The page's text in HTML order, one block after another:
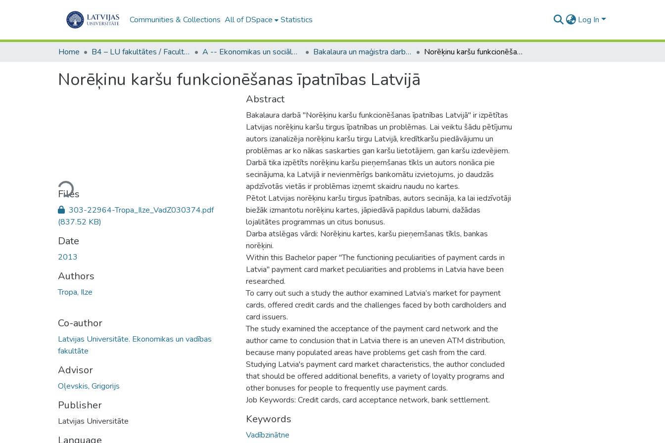
Communities & Collections All of DSpace Statistics Log In
Home B4 – LU fakultātes / Faculties of the UL A -- Ekonomikas un sociālo zinātņu fakultāte / Faculty of Economics and Social Sciences Bakalaura un maģistra darbi (ESZF) / Bachelor's and Master's theses Norēķinu karšu funkcionēšanas īpatnības Latvijā
Norēķinu karšu funkcionēšanas īpatnības Latvijā
Loading...
Files
303-22964-Tropa_Ilze_VadZ030374.pdf
(837.52 KB)
Date
2013
Authors
Tropa, Ilze
Co-author
Latvijas Universitāte. Ekonomikas un vadības
fakultāte
Advisor
Oļevskis, Grigorijs
Publisher
Latvijas Universitāte
Language
Abstract
Bakalaura darbā "Norēķinu karšu funkcionēšanas īpatnības Latvijā" ir izpētītas
Latvijas norēķinu karšu tirgus īpatnības un problēmas. Lai veiktu šādu pētījumu
autors izanalizēja norēķinu karšu tirgu Latvijā, kredītkaršu piedāvājumu un
problēmas ar ko nākas saskarties gan karšu lietotājiem, gan karšu izdevējiem.
Darbā tika izpētīts norēķinu karšu pieņemšanas tīkls un autors nonāca pie
secinājuma, ka Latvijā ir nevienmērīgs bankomātu izvietojums, jo daudzās
apdzīvotās vietās ir problēmas izņemt skaidru naudu no kartes.
Pētot Latvijas norēķinu karšu tirgus īpatnības, autors secināja, ka lai iedzīvotāji
biežāk izmantotu norēķinu kartes, jāpiedāvā papildus labumi, dažādas
lojalitātes programmas un citus bonusus.
Darba atslēgas vārdi: Norēķinu kartes, karšu pieņemšanas tīkls, bankas
norēķini.
Within this Bachelor paper "The functioning peculiarities of payment cards in
Latvia" payment card market peculiarities and problems in Latvia have been
researched.
To carry out such a study the author examined Latvia’s market for payment
cards, offered credit cards and the challenges faced by both cardholders and
card issuers.
The study examined the acceptance of the payment card network and the
author came to conclusion that in Latvia there is an uneven ATM distribution,
because many populated areas have problems get cash from the card.
Studying Latvia's payment card market characteristics, the author concluded
that should be offered additional benefits, a variety of loyalty programs and
other bonuses for people to frequently use payment cards.
Job Keywords: Credit cards, card acceptance network, bank settlement.
Keywords
Vadībzinātne